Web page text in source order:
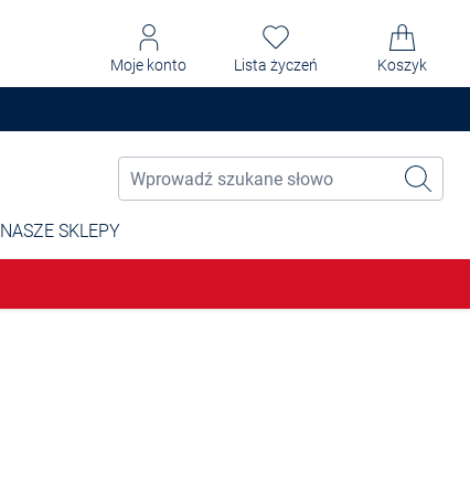
Moje konto Lista życzeń Koszyk
NASZE SKLEPY